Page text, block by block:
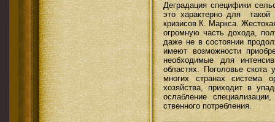
Деградация специфики
это характерно для такой
кризисов К. Маркса.
огром­ную часть дохода,
даже не в состоянии
имеют возможности
необходимые для
областях. Поголовье скота
многих странах система
хозяйства, прихо­дит в
ослабле­ние
ственного потребления.